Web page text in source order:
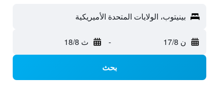
بينيتوب، الولايات المتحدة الأميريكية
ن 17/8 - ث 18/8
بحث